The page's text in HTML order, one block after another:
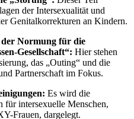
der Intersexualität und
Genitalkorrekturen an Kindern.
der Normung für die
Gesellschaft“: Hier stehen
das „Outing“ und die
Partnerschaft im Fokus.
Es wird die
für intersexuelle Menschen,
Frauen, dargelegt.